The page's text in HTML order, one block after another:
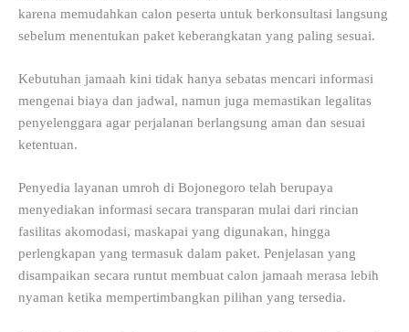
karena memudahkan calon peserta untuk berkonsultasi langsung
sebelum menentukan paket keberangkatan yang paling sesuai.
Kebutuhan jamaah kini tidak hanya sebatas mencari informasi
mengenai biaya dan jadwal, namun juga memastikan legalitas
penyelenggara agar perjalanan berlangsung aman dan sesuai
ketentuan.
Penyedia layanan umroh di Bojonegoro telah berupaya
menyediakan informasi secara transparan mulai dari rincian
fasilitas akomodasi, maskapai yang digunakan, hingga
perlengkapan yang termasuk dalam paket. Penjelasan yang
disampaikan secara runtut membuat calon jamaah merasa lebih
nyaman ketika mempertimbangkan pilihan yang tersedia.